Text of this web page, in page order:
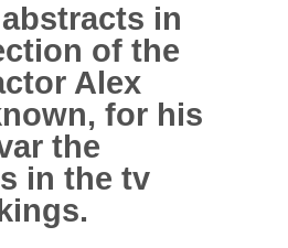
in
of the
Alex
for his
the
in the tv